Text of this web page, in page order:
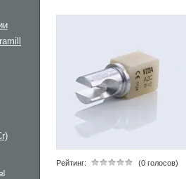
Рейтинг: (0 голосов)